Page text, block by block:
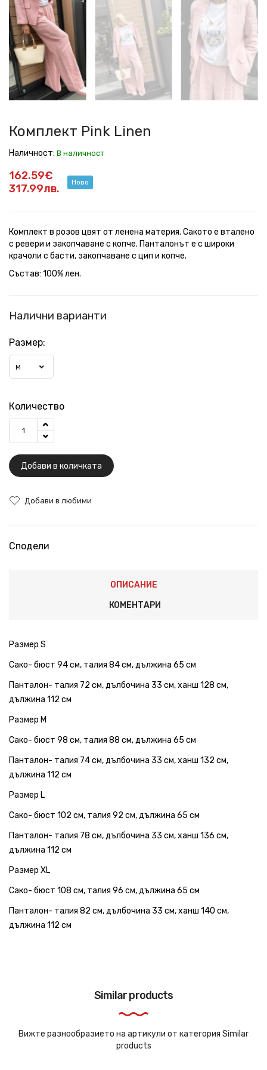
Pink
Linen
Pink
Linen
Pink
Linen
Pink
Linen
Pink
Linen
Pink
Linen
Pink
Linen
Pink
Linen
Комплект Pink Linen
Наличност: В наличност
162.59€
317.99лв.
Ново
Комплект в розов цвят от ленена материя. Сакото е вталено
с ревери и закопчаване с копче. Панталонът е с широки
крачоли с басти, закопчаване с цип и копче.
Състав: 100% лен.
Налични варианти
Размер:
M
Количество
Добави в количката
Добави в любими
Сподели
ОПИСАНИЕ
КОМЕНТАРИ
Размер S
Сако- бюст 94 см, талия 84 см, дължина 65 см
Панталон- талия 72 см, дълбочина 33 см, ханш 128 см,
дължина 112 см
Размер M
Сако- бюст 98 см, талия 88 см, дължина 65 см
Панталон- талия 74 см, дълбочина 33 см, ханш 132 см,
дължина 112 см
Размер L
Сако- бюст 102 см, талия 92 см, дължина 65 см
Панталон- талия 78 см, дълбочина 33 см, ханш 136 см,
дължина 112 см
Размер XL
Сако- бюст 108 см, талия 96 см, дължина 65 см
Панталон- талия 82 см, дълбочина 33 см, ханш 140 см,
дължина 112 см
Similar products
Вижте разнообразието на артикули от категория Similar
products